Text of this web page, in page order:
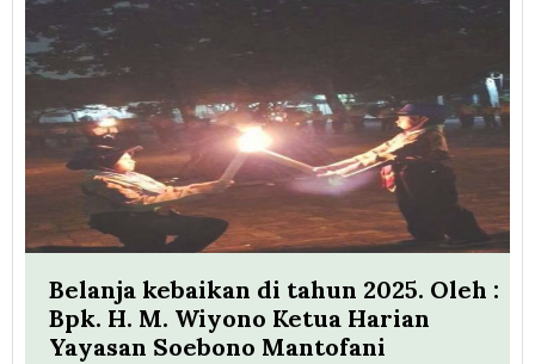
Belanja kebaikan di tahun 2025. Oleh :
Bpk. H. M. Wiyono Ketua Harian
Yayasan Soebono Mantofani